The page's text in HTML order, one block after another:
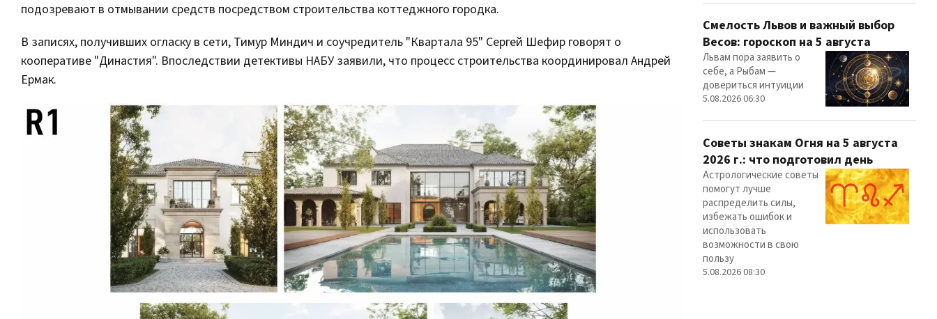
подозревают в отмывании средств посредством строительства коттеджного городка.
В записях, получивших огласку в сети, Тимур Миндич и соучредитель "Квартала 95" Сергей Шефир говорят о
кооперативе "Династия". Впоследствии детективы НАБУ заявили, что процесс строительства координировал Андрей
Ермак.
Смелость Львов и важный выбор
Весов: гороскоп на 5 августа
Львам пора заявить о
себе, а Рыбам —
довериться интуиции
5.08.2026 06:30
Советы знакам Огня на 5 августа
2026 г.: что подготовил день
Астрологические советы
помогут лучше
распределить силы,
избежать ошибок и
использовать
возможности в свою
пользу
5.08.2026 08:30